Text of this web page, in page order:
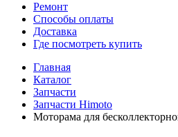
Ремонт
Способы оплаты
Доставка
Где посмотреть купить
Главная
Каталог
Запчасти
Запчасти Himoto
Моторама для